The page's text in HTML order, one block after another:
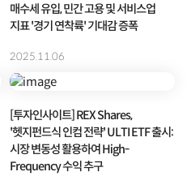
매수세 유입, 민간 고용 및 서비스업
지표 '경기 연착륙' 기대감 증폭
2025.11.06
[투자인사이트] REX Shares,
'헷지펀드식 인컴 전략' ULTI ETF 출시:
시장 변동성 활용하여 High-
Frequency 수익 추구